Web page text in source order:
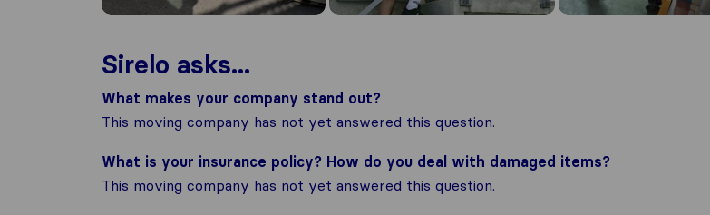
Sirelo asks...
What makes your company stand out?
This moving company has not yet answered this question.
What is your insurance policy? How do you deal with damaged items?
This moving company has not yet answered this question.